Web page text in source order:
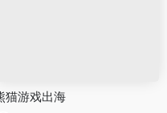
猫游戏出海